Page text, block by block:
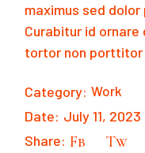
maximus sed
Curabitur id ornare
tortor non porttitor
Category: Work
Date: July 11, 2023
Share: Fb Tw